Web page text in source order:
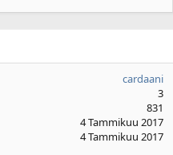
cardaani
3
831
4 Tammikuu 2017
4 Tammikuu 2017